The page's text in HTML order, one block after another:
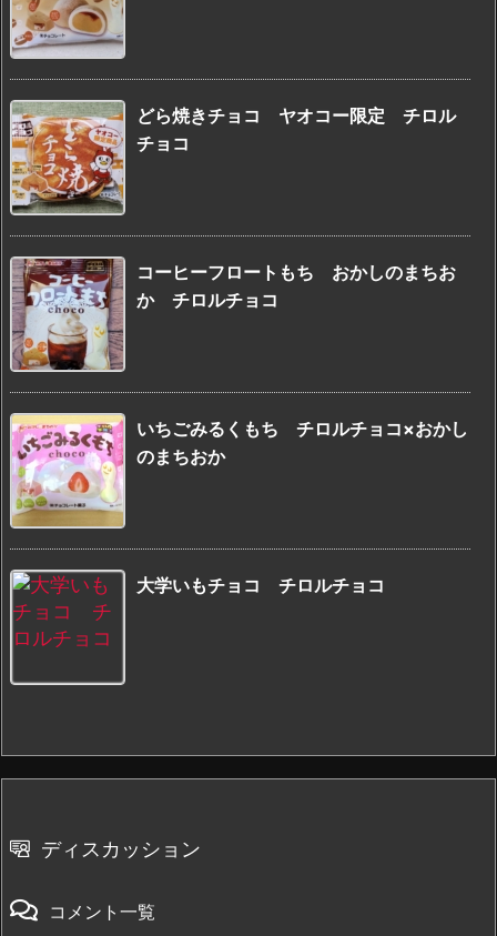
どら焼きチョコ ヤオコー限定 チロル
チョコ
コーヒーフロートもち おかしのまちお
か チロルチョコ
いちごみるくもち チロルチョコ×おかし
のまちおか
大学いもチョコ チロルチョコ
ディスカッション
コメント一覧